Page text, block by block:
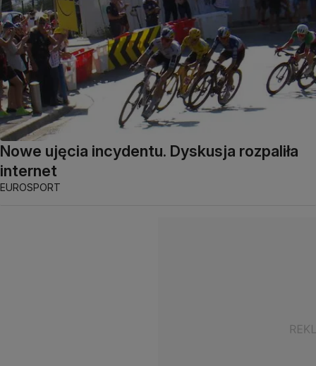
Nowe ujęcia incydentu. Dyskusja rozpaliła
internet
EUROSPORT